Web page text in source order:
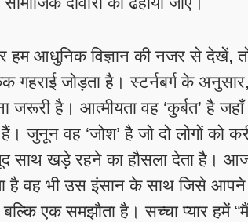
आधुनिक विज्ञान की नजर से देखें, तो
गहराई जोड़ता है। स्टर्नबर्ग के
जरूरी है। आत्मीयता वह ‘कुर्बत’ है
वह ‘जोश’ है जो दो लोगों को
साथ खड़े रहने का हौसला देता है।
है वह भी उस इंसान के साथ जिसे
बल्कि एक समझौता है। सच्चा प्यार हमें